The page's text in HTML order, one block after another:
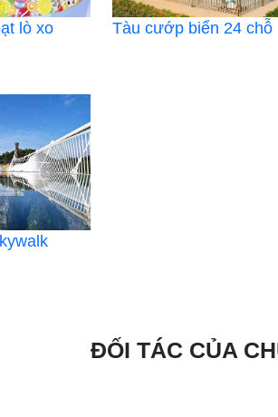
lò xo
Tàu cướp biển 24 chỗ
ĐỐI TÁC CỦA